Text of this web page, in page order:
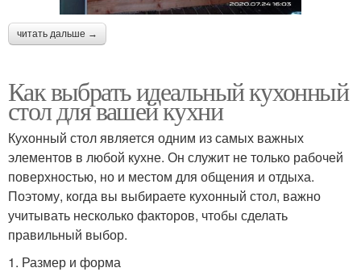
читать дальше →
Как выбрать идеальный кухонный
стол для вашей кухни
Кухонный стол является одним из самых важных
элементов в любой кухне. Он служит не только рабочей
поверхностью, но и местом для общения и отдыха.
Поэтому, когда вы выбираете кухонный стол, важно
учитывать несколько факторов, чтобы сделать
правильный выбор.
1. Размер и форма